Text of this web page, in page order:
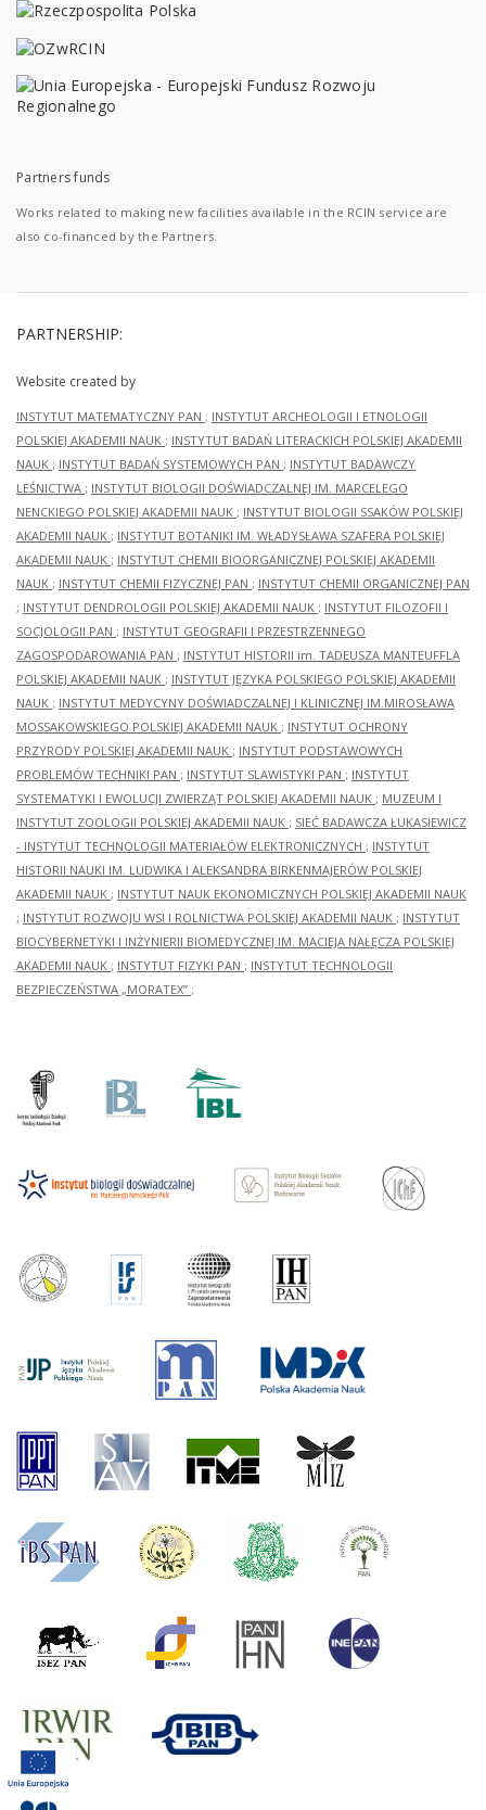
Partners funds
Works related to making new facilities available in the RCIN service are
also co-financed by the Partners.
PARTNERSHIP:
Website created by
INSTYTUT MATEMATYCZNY PAN ; INSTYTUT ARCHEOLOGII I ETNOLOGII
POLSKIEJ AKADEMII NAUK ; INSTYTUT BADAŃ LITERACKICH POLSKIEJ AKADEMII
NAUK ; INSTYTUT BADAŃ SYSTEMOWYCH PAN ; INSTYTUT BADAWCZY
LEŚNICTWA ; INSTYTUT BIOLOGII DOŚWIADCZALNEJ IM. MARCELEGO
NENCKIEGO POLSKIEJ AKADEMII NAUK ; INSTYTUT BIOLOGII SSAKÓW POLSKIEJ
AKADEMII NAUK ; INSTYTUT BOTANIKI IM. WŁADYSŁAWA SZAFERA POLSKIEJ
AKADEMII NAUK ; INSTYTUT CHEMII BIOORGANICZNEJ POLSKIEJ AKADEMII
NAUK ; INSTYTUT CHEMII FIZYCZNEJ PAN ; INSTYTUT CHEMII ORGANICZNEJ PAN
; INSTYTUT DENDROLOGII POLSKIEJ AKADEMII NAUK ; INSTYTUT FILOZOFII I
SOCJOLOGII PAN ; INSTYTUT GEOGRAFII I PRZESTRZENNEGO
ZAGOSPODAROWANIA PAN ; INSTYTUT HISTORII im. TADEUSZA MANTEUFFLA
POLSKIEJ AKADEMII NAUK ; INSTYTUT JĘZYKA POLSKIEGO POLSKIEJ AKADEMII
NAUK ; INSTYTUT MEDYCYNY DOŚWIADCZALNEJ I KLINICZNEJ IM.MIROSŁAWA
MOSSAKOWSKIEGO POLSKIEJ AKADEMII NAUK ; INSTYTUT OCHRONY
PRZYRODY POLSKIEJ AKADEMII NAUK ; INSTYTUT PODSTAWOWYCH
PROBLEMÓW TECHNIKI PAN ; INSTYTUT SLAWISTYKI PAN ; INSTYTUT
SYSTEMATYKI I EWOLUCJI ZWIERZĄT POLSKIEJ AKADEMII NAUK ; MUZEUM I
INSTYTUT ZOOLOGII POLSKIEJ AKADEMII NAUK ; SIEĆ BADAWCZA ŁUKASIEWICZ
- INSTYTUT TECHNOLOGII MATERIAŁÓW ELEKTRONICZNYCH ; INSTYTUT
HISTORII NAUKI IM. LUDWIKA I ALEKSANDRA BIRKENMAJERÓW POLSKIEJ
AKADEMII NAUK ; INSTYTUT NAUK EKONOMICZNYCH POLSKIEJ AKADEMII NAUK
; INSTYTUT ROZWOJU WSI I ROLNICTWA POLSKIEJ AKADEMII NAUK ; INSTYTUT
BIOCYBERNETYKI I INŻYNIERII BIOMEDYCZNEJ IM. MACIEJA NAŁĘCZA POLSKIEJ
AKADEMII NAUK ; INSTYTUT FIZYKI PAN ; INSTYTUT TECHNOLOGII
BEZPIECZEŃSTWA „MORATEX” ;